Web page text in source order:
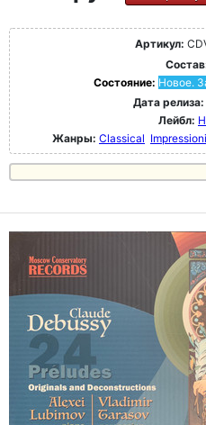
Артикул:
Состояние: Новое.
Дата релиза:
Лейбл:
Жанры: Classical